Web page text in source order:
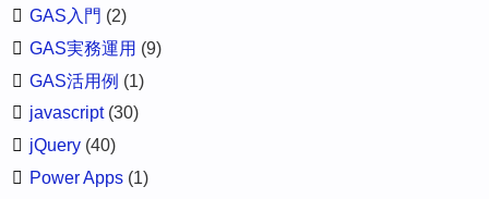
GAS入門 (2)
GAS実務運用 (9)
GAS活用例 (1)
javascript(30)
jQuery (40)
Power Apps (1)